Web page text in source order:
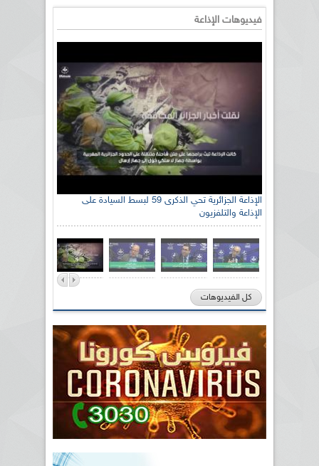
فيديوهات الإذاعة
الإذاعة الجزائرية تحي الذكرى 59 لبسط السيادة على
الإذاعة والتلفزيون
كل الفيديوهات